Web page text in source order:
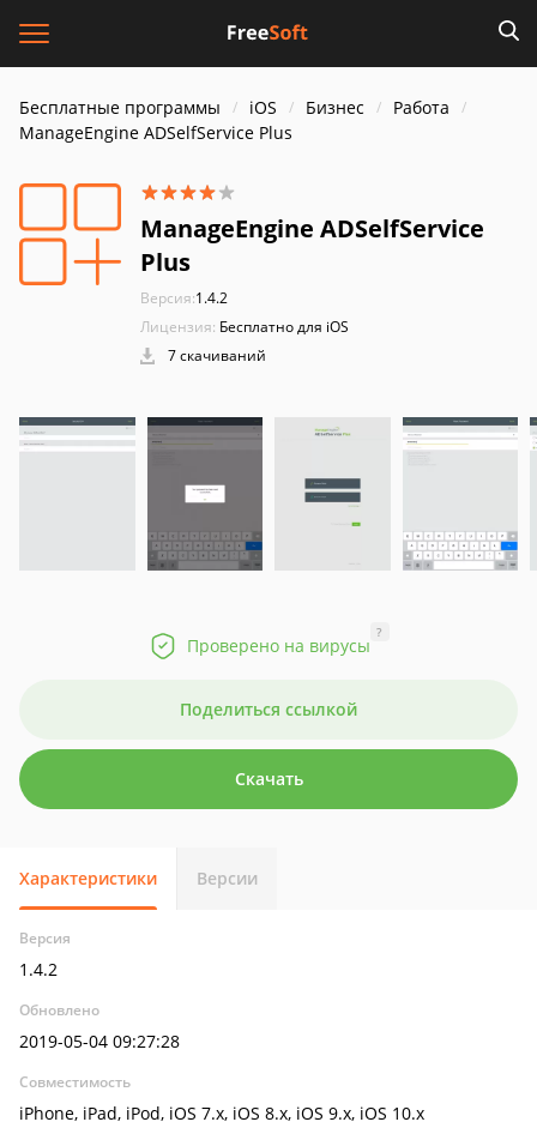
Бесплатные программы iOS Бизнес
Работа
ManageEngine ADSelfService Plus
ManageEngine ADSelfService
Plus
Версия:1.4.2
Лицензия: Бесплатно для iOS
7 скачиваний
Проверено на вирусы
?
Поделиться ссылкой
Скачать
Характеристики Версии
Версия
1.4.2
Обновлено
2019-05-04 09:27:28
Совместимость
iPhone, iPad, iPod, iOS 7.x, iOS 8.x, iOS 9.x, iOS 10.x